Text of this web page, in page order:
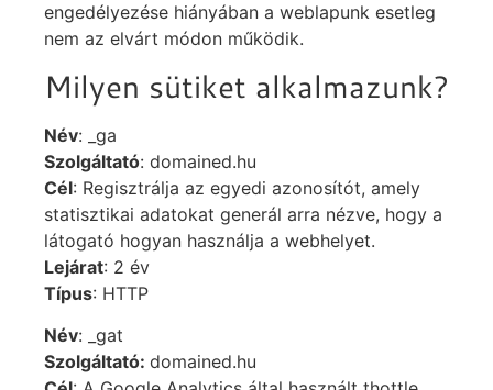
engedélyezése hiányában a weblapunk esetleg
nem az elvárt módon működik.
Milyen sütiket alkalmazunk?
Név: _ga
Szolgáltató: domained.hu
Cél: Regisztrálja az egyedi azonosítót, amely
statisztikai adatokat generál arra nézve, hogy a
látogató hogyan használja a webhelyet.
Lejárat: 2 év
Típus: HTTP
Név: _gat
Szolgáltató: domained.hu